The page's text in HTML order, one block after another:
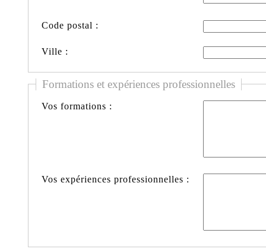
Code postal :
Ville :
Formations et expériences professionnelles
Vos formations :
Vos expériences professionnelles :